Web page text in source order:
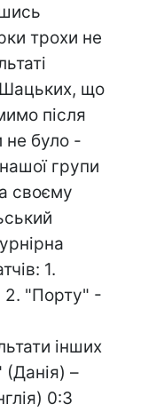
трохи не
що
після
не було -
групи
своєму
1.
2. "Порту" -
інших
(Данія) –
0:3